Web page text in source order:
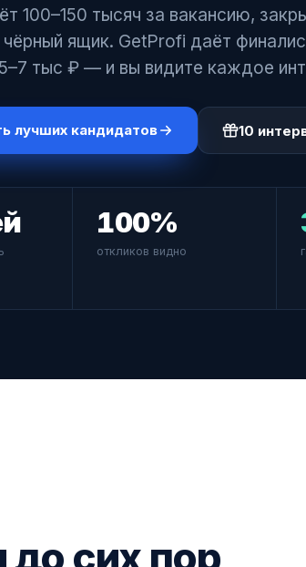
100–150 тысяч за вакансию,
чёрный ящик. GetProfi даёт
тыс ₽ — и вы видите каждое
лучших кандидатов 10
100%
откликов видно
сих пор